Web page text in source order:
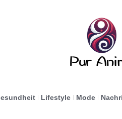
Lifestyle Mode